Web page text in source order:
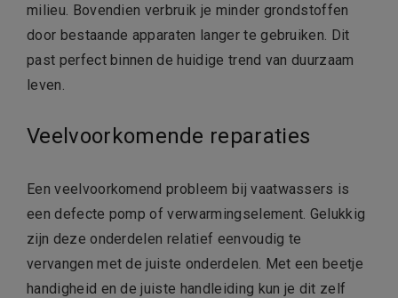
milieu. Bovendien verbruik je minder grondstoffen
door bestaande apparaten langer te gebruiken. Dit
past perfect binnen de huidige trend van duurzaam
leven.
Veelvoorkomende reparaties
Een veelvoorkomend probleem bij vaatwassers is
een defecte pomp of verwarmingselement. Gelukkig
zijn deze onderdelen relatief eenvoudig te
vervangen met de juiste onderdelen. Met een beetje
handigheid en de juiste handleiding kun je dit zelf